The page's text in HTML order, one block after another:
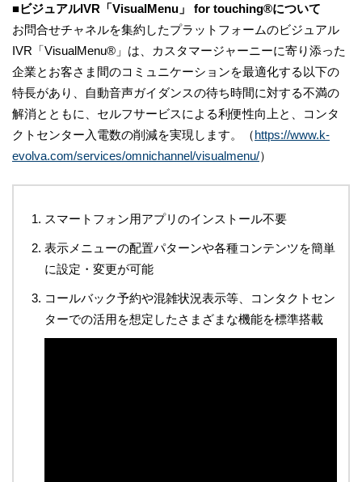
■ビジュアルIVR「VisualMenu」 for touching®について
お問合せチャネルを集約したプラットフォームのビジュアル
IVR「VisualMenu®」は、カスタマージャーニーに寄り添った
企業とお客さま間のコミュニケーションを最適化する以下の
特長があり、自動音声ガイダンスの待ち時間に対する不満の
解消とともに、セルフサービスによる利便性向上と、コンタ
クトセンター入電数の削減を実現します。（https://www.k-
evolva.com/services/omnichannel/visualmenu/）
スマートフォン用アプリのインストール不要
表示メニューの配置パターンや各種コンテンツを簡単
に設定・変更が可能
コールバック予約や混雑状況表示等、コンタクトセン
ターでの活用を想定したさまざまな機能を標準搭載